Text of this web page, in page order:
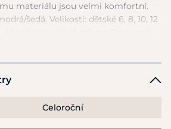
materiálu jsou velmi komfortní.
šedá. Velikosti: dětské 6, 8, 10, 12
Celoroční